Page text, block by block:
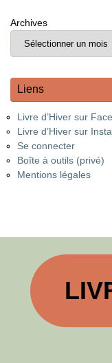
Archives
Liens
Livre d’Hiver sur
Livre d’Hiver sur
Se connecter
Boîte à outils (privé)
Mentions légales